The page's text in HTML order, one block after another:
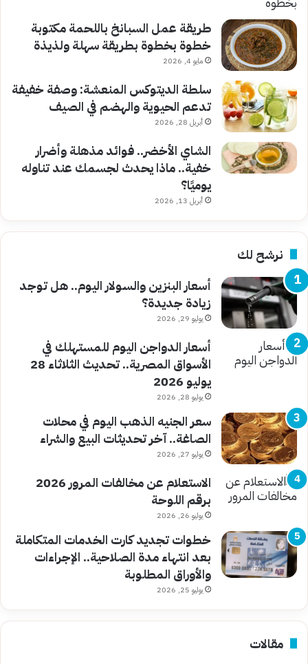
طريقة عمل السبانخ باللحمة مكتوبة
خطوة بخطوة بطريقة سهلة ولذيذة
مايو 4, 2026
سلطة الديتوكس المنعشة: وصفة خفيفة
تدعم الحيوية والهضم في الصيف
أبريل 28, 2026
الشاي الأخضر.. فوائد مذهلة وأضرار
خفية.. ماذا يحدث لجسمك عند تناوله
يوميًا؟
أبريل 13, 2026
نرشح لك
أسعار البنزين والسولار اليوم.. هل توجد
زيادة جديدة؟
يوليو 29, 2026
أسعار الدواجن اليوم للمستهلك في
الأسواق المصرية.. تحديث الثلاثاء 28
يوليو 2026
يوليو 28, 2026
سعر الجنيه الذهب اليوم في محلات
الصاغة.. آخر تحديثات البيع والشراء
يوليو 27, 2026
الاستعلام عن مخالفات المرور 2026
برقم اللوحة
يوليو 26, 2026
خطوات تجديد كارت الخدمات المتكاملة
بعد انتهاء مدة الصلاحية.. الإجراءات
والأوراق المطلوبة
يوليو 25, 2026
مقالات